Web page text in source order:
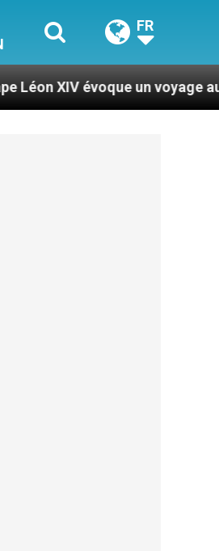
FR
voyage aux États-Unis